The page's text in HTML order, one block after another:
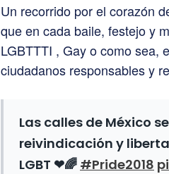
Un recorrido por el corazón
que en cada baile, festejo y
LGBTTTI , Gay o como sea,
ciudadanos responsables y
Las calles de México
reivindicación y
LGBT ❤🌈 #Pride2018